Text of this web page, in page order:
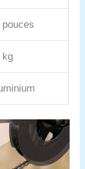
pouces
kg